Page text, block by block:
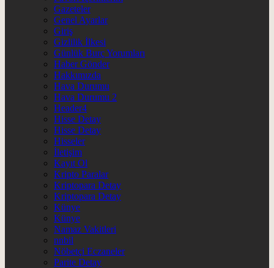
Gazeteler
Genel Ayarlar
Giriş
Gizlilik İlkesi
Günlük Burç Yorumları
Haber Gönder
Hakkımızda
Hava Durumu
Hava Durumu 2
Header4
Hisse Detay
Hisse Detay
Hisseler
İletişim
Kayıt Ol
Kripto Paralar
Kriptopara Detay
Kriptopara Detay
Künye
Künye
Namaz Vakitleri
nnbil
Nöbetçi Eczaneler
Parite Detay